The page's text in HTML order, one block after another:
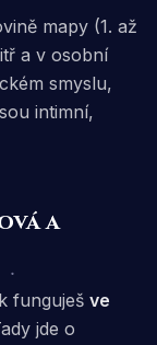
mapy (1. až
a v osobní
smyslu,
intimní,
a
funguješ ve
jde o